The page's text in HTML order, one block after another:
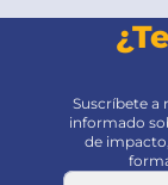
Suscríbete
informado
de